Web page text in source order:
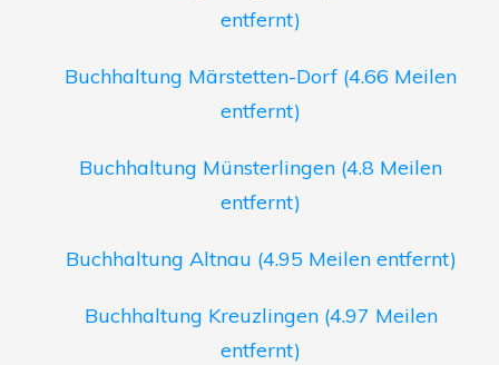
entfernt)
Buchhaltung Märstetten-Dorf (4.66 Meilen
entfernt)
Buchhaltung Münsterlingen (4.8 Meilen
entfernt)
Buchhaltung Altnau (4.95 Meilen entfernt)
Buchhaltung Kreuzlingen (4.97 Meilen
entfernt)